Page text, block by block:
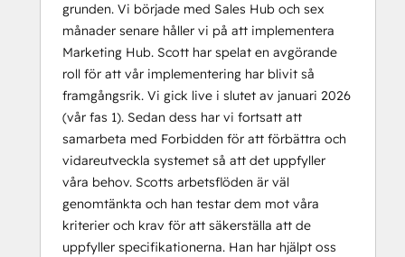
grunden. Vi började med Sales Hub och sex
månader senare håller vi på att implementera
Marketing Hub. Scott har spelat en avgörande
roll för att vår implementering har blivit så
framgångsrik. Vi gick live i slutet av januari 2026
(vår fas 1). Sedan dess har vi fortsatt att
samarbeta med Forbidden för att förbättra och
vidareutveckla systemet så att det uppfyller
våra behov. Scotts arbetsflöden är väl
genomtänkta och han testar dem mot våra
kriterier och krav för att säkerställa att de
uppfyller specifikationerna. Han har hjälpt oss